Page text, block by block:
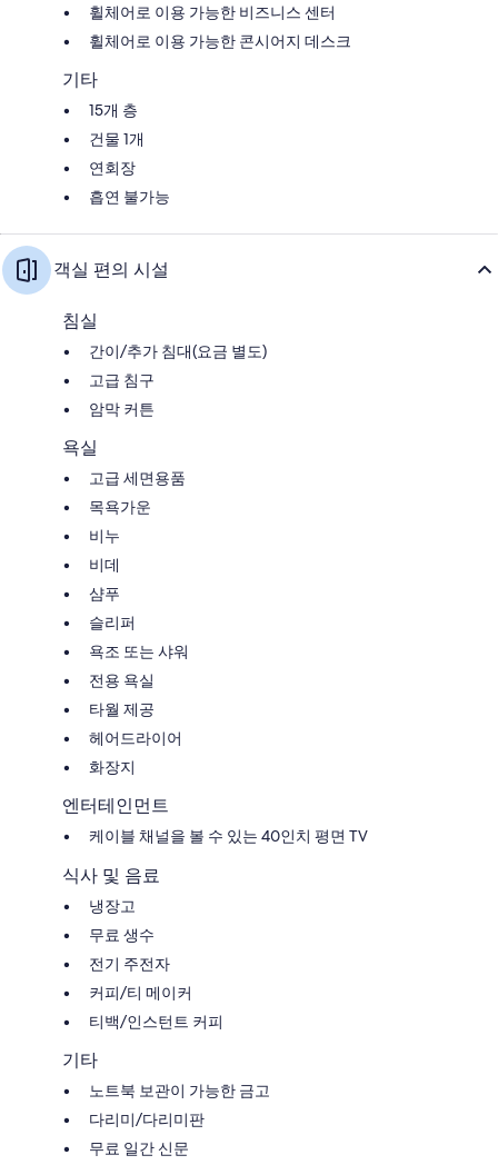
휠체어로 이용 가능한 비즈니스 센터
휠체어로 이용 가능한 콘시어지 데스크
기타
15개 층
건물 1개
연회장
흡연 불가능
객실 편의 시설
침실
간이/추가 침대(요금 별도)
고급 침구
암막 커튼
욕실
고급 세면용품
목욕가운
비누
비데
샴푸
슬리퍼
욕조 또는 샤워
전용 욕실
타월 제공
헤어드라이어
화장지
엔터테인먼트
케이블 채널을 볼 수 있는 40인치 평면 TV
식사 및 음료
냉장고
무료 생수
전기 주전자
커피/티 메이커
티백/인스턴트 커피
기타
노트북 보관이 가능한 금고
다리미/다리미판
무료 일간 신문